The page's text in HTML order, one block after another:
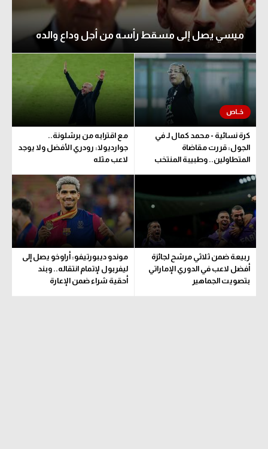
ميسي يصل إلى مسقط رأسه من أجل وداع والده
كرة نسائية - محمد كمال لـ في
الجول: قررت مقاضاة
المتطاولين.. وطبيبة المنتخب
مع اقترابه من برشلونة..
جوارديولا: رودري الأفضل ولا يوجد
لاعب مثله
ربيعة ضمن ثلاثي مرشح لجائزة
أفضل لاعب في الدوري الإماراتي
بتصويت الجماهير
موندو ديبورتيفو: أراوخو يصل إلى
ليفربول لإتمام انتقاله.. وبند
أحقية شراء ضمن الإعارة